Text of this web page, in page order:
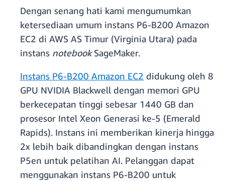
Dengan senang hati kami mengumumkan
ketersediaan umum instans P6-B200 Amazon
EC2 di AWS AS Timur (Virginia Utara) pada
instans notebookSageMaker.
Instans P6-B200 Amazon EC2 didukung oleh 8
GPU NVIDIA Blackwell dengan memori GPU
berkecepatan tinggi sebesar 1440 GB dan
prosesor Intel Xeon Generasi ke-5 (Emerald
Rapids). Instans ini memberikan kinerja hingga
2x lebih baik dibandingkan dengan instans
P5en untuk pelatihan AI. Pelanggan dapat
menggunakan instans P6-B200 untuk